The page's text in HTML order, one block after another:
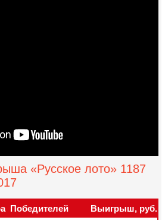
«Русское лото» 1187
Победителей Выигрыш, руб.